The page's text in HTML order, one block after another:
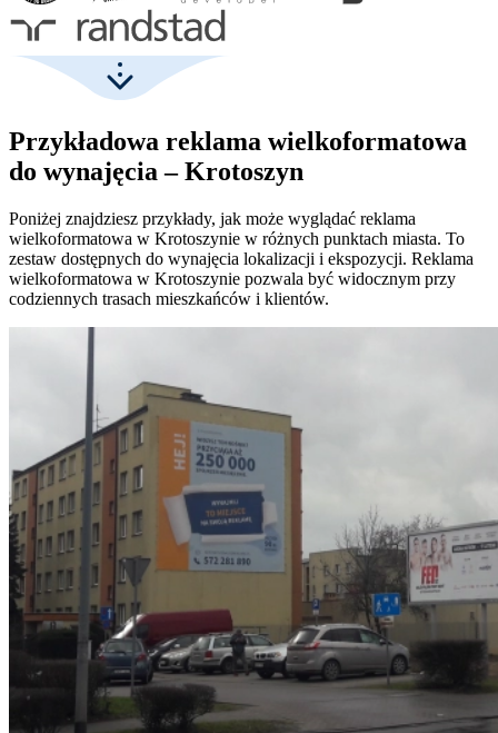
Przykładowa reklama wielkoformatowa
do wynajęcia – Krotoszyn
Poniżej znajdziesz przykłady, jak może wyglądać reklama
wielkoformatowa w Krotoszynie w różnych punktach miasta. To
zestaw dostępnych do wynajęcia lokalizacji i ekspozycji. Reklama
wielkoformatowa w Krotoszynie pozwala być widocznym przy
codziennych trasach mieszkańców i klientów.